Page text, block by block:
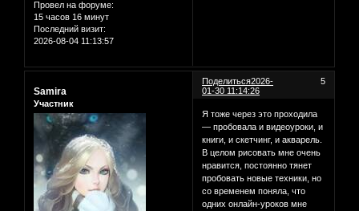
Провел на форуме:
15 часов 16 минут
Последний визит:
2026-08-04 11:13:57
Поделиться 5
2026-
01-30 11:14:26
Samira
Участник
Я тоже через это проходила
— пробовала и видеоуроки, и
книги, и скетчинг, и акварель.
В целом рисовать мне очень
нравится, постоянно тянет
пробовать новые техники, но
со временем поняла, что
одних онлайн-уроков мне